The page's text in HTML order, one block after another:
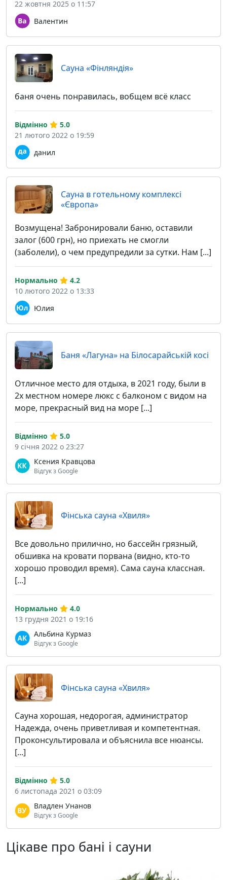
Валентин
22 жовтня 2025 о 11:57
Сауна «Фінляндія»
баня очень понравилась, вобщем всё класс
данил
Відмінно
5.0
21 лютого 2022 о 19:59
Сауна в готельному комплексі
«Європа»
Возмущена! Забронировали баню, оставили
залог (600 грн), но приехать не смогли
(заболели), о чем предупредили за сутки. Нам [...]
Юлия
Нормально
4.2
10 лютого 2022 о 13:33
Баня «Лагуна» на Білосарайській косі
Отличное место для отдыха, в 2021 году, были в
2х местном номере люкс с балконом с видом на
море, прекрасный вид на море [...]
Ксения Кравцова
Відгук з Google
Відмінно
5.0
9 січня 2022 о 23:27
Фінська сауна «Хвиля»
Все довольно прилично, но бассейн грязный,
обшивка на кровати порвана (видно, кто-то
хорошо проводил время). Сама сауна классная.
[...]
Альбина Курмаз
Відгук з Google
Нормально
4.0
13 грудня 2021 о 19:16
Фінська сауна «Хвиля»
Сауна хорошая, недорогая, администратор
Надежда, очень приветливая и компетентная.
Проконсультировала и объяснила все нюансы.
[...]
Владлен Унанов
Відгук з Google
Відмінно
5.0
6 листопада 2021 о 03:09
Цікаве про бані і сауни